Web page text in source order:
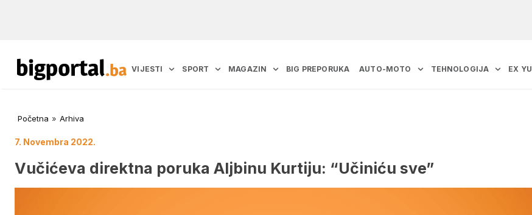
VIJESTI SPORT MAGAZIN BIG PREPORUKA AUTO-MOTO TEHNOLOGIJA EX YU
Početna » Arhiva
7. Novembra 2022.
Vučićeva direktna poruka Aljbinu Kurtiju: “Učiniću sve”